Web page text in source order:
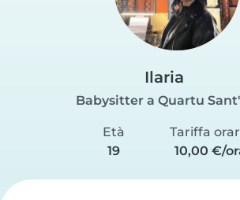
Ilaria
Babysitter a Quartu
Età
19
Tariffa
10,00 €/